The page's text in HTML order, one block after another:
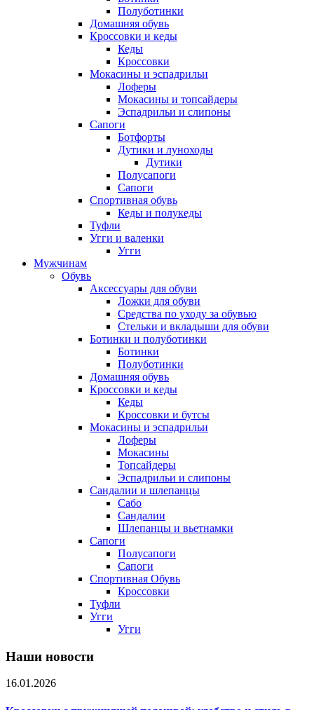
Полуботинки
Домашняя обувь
Кроссовки и кеды
Кеды
Кроссовки
Мокасины и эспадрильи
Лоферы
Мокасины и топсайдеры
Эспадрильи и слипоны
Сапоги
Ботфорты
Дутики и луноходы
Дутики
Полусапоги
Сапоги
Спортивная обувь
Кеды и полукеды
Туфли
Угги и валенки
Угги
Мужчинам
Обувь
Аксессуары для обуви
Ложки для обуви
Средства по уходу за обувью
Стельки и вкладыши для обуви
Ботинки и полуботинки
Ботинки
Полуботинки
Домашняя обувь
Кроссовки и кеды
Кеды
Кроссовки и бутсы
Мокасины и эспадрильи
Лоферы
Мокасины
Топсайдеры
Эспадрильи и слипоны
Сандалии и шлепанцы
Сабо
Сандалии
Шлепанцы и вьетнамки
Сапоги
Полусапоги
Сапоги
Спортивная Обувь
Кроссовки
Туфли
Угги
Угги
Наши новости
16.01.2026